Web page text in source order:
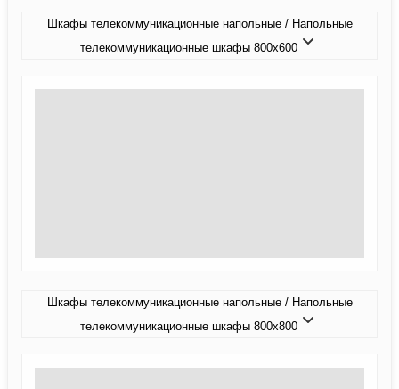
Шкафы телекоммуникационные напольные / Напольные
телекоммуникационные шкафы 800x600
Шкафы телекоммуникационные напольные / Напольные
телекоммуникационные шкафы 800x800